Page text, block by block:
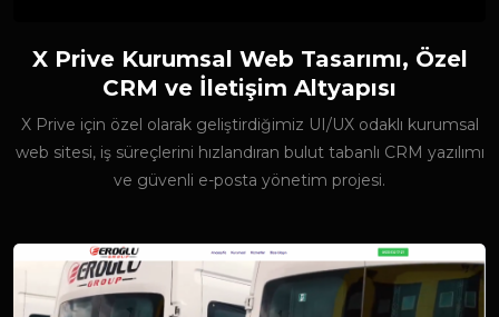
X Prive Kurumsal Web Tasarımı, Özel
CRM ve İletişim Altyapısı
X Prive için özel olarak geliştirdiğimiz UI/UX odaklı kurumsal
web sitesi, iş süreçlerini hızlandıran bulut tabanlı CRM yazılımı
ve güvenli e-posta yönetim projesi.